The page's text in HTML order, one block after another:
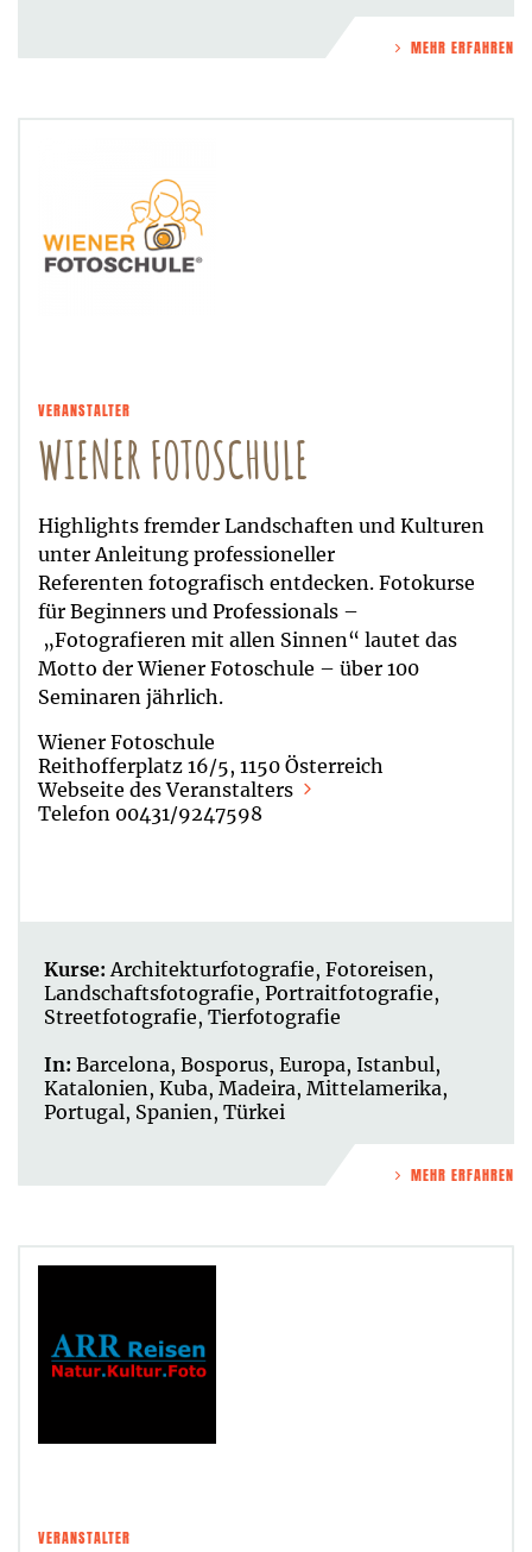
MEHR ERFAHREN
VERANSTALTER
WIENER FOTOSCHULE
Highlights fremder Landschaften und Kulturen
unter Anleitung professioneller
Referenten fotografisch entdecken. Fotokurse
für Beginners und Professionals –
„Fotografieren mit allen Sinnen“ lautet das
Motto der Wiener Fotoschule – über 100
Seminaren jährlich.
Wiener Fotoschule
Reithofferplatz 16/5, 1150 Österreich
Webseite des Veranstalters
Telefon 00431/9247598
Kurse: Architekturfotografie, Fotoreisen,
Landschaftsfotografie, Portraitfotografie,
Streetfotografie, Tierfotografie
In: Barcelona, Bosporus, Europa, Istanbul,
Katalonien, Kuba, Madeira, Mittelamerika,
Portugal, Spanien, Türkei
MEHR ERFAHREN
VERANSTALTER